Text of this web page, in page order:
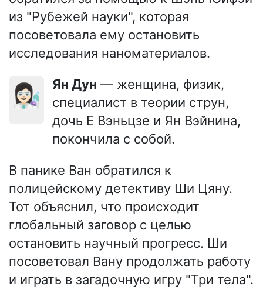
из "Рубежей науки", которая
посоветовала ему остановить
исследования наноматериалов.
👩🏻‍🔬 Ян Дун — женщина, физик,
специалист в теории струн,
дочь Е Вэньцзе и Ян Вэйнина,
покончила с собой.
В панике Ван обратился к
полицейскому детективу Ши Цяну.
Тот объяснил, что происходит
глобальный заговор с целью
остановить научный прогресс. Ши
посоветовал Вану продолжать работу
и играть в загадочную игру "Три тела".